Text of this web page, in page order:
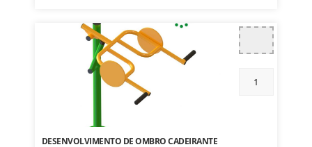
DESENVOLVIMENTO DE OMBRO CADEIRANTE